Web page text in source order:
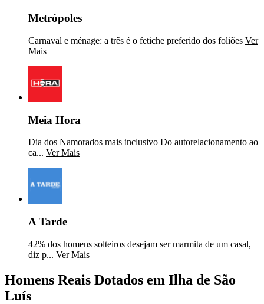
Metrópoles
Carnaval e ménage: a três é o fetiche preferido dos foliões Ver
Mais
Meia Hora
Dia dos Namorados mais inclusivo Do autorelacionamento ao
ca... Ver Mais
A Tarde
42% dos homens solteiros desejam ser marmita de um casal,
diz p... Ver Mais
Homens Reais Dotados em Ilha de São
Luís